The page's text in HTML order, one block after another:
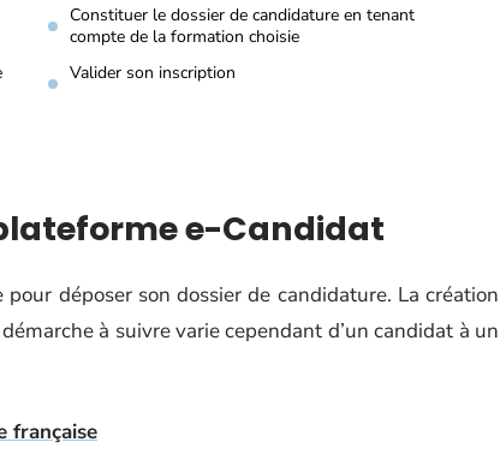
Constituer le dossier de candidature en tenant
compte de la formation choisie
Valider son inscription
e-Candidat
déposer son dossier de candidature. La création
à suivre varie cependant d’un candidat à un
française